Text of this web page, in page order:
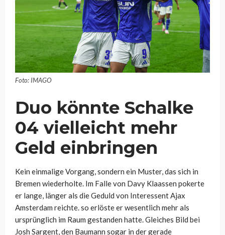
Foto: IMAGO
Duo könnte Schalke
04 vielleicht mehr
Geld einbringen
Kein einmalige Vorgang, sondern ein Muster, das sich in
Bremen wiederholte. Im Falle von Davy Klaassen pokerte
er lange, länger als die Geduld von Interessent Ajax
Amsterdam reichte. so erlöste er wesentlich mehr als
ursprünglich im Raum gestanden hatte. Gleiches Bild bei
Josh Sargent, den Baumann sogar in der gerade